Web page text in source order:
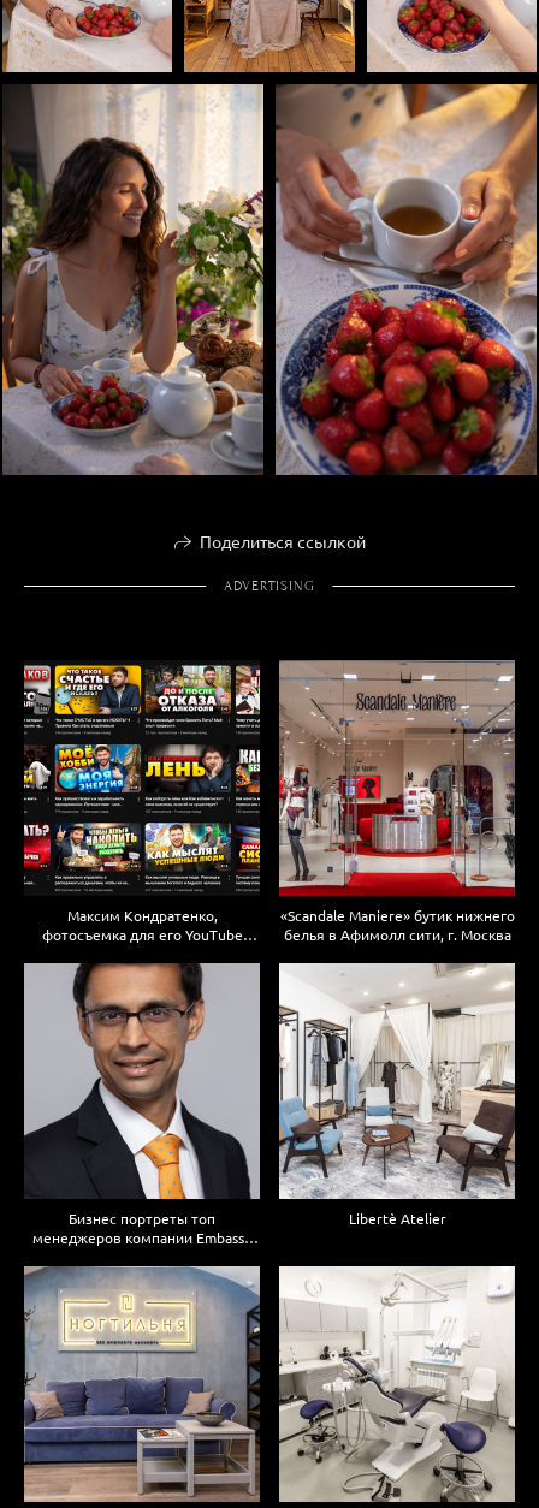
Поделиться ссылкой
ADVERTISING
Максим Кондратенко,
фотосъемка для его YouTube
«Scandale Maniere» бутик нижнего
белья в Афимолл сити, г. Москва
Бизнес портреты топ
менеджеров компании Embassy
Libertè Atelier